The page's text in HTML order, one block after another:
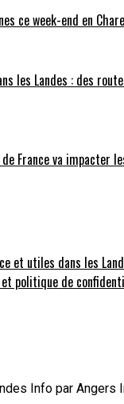
ce week-end en
les Landes : des
France va impacter
et utiles dans les
politique de
Info par Angers